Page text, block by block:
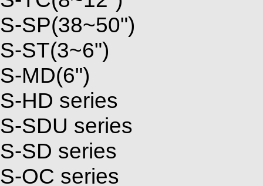
S-SP(38~50")
S-ST(3~6")
S-MD(6")
S-HD series
S-SDU series
S-SD series
S-OC series